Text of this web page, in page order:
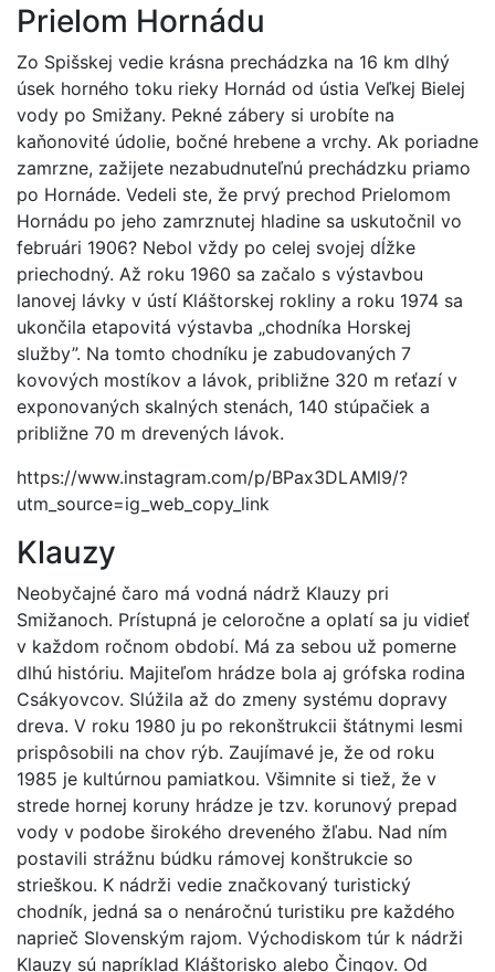
Prielom Hornádu
Zo Spišskej vedie krásna prechádzka na 16 km dlhý
úsek horného toku rieky Hornád od ústia Veľkej Bielej
vody po Smižany. Pekné zábery si urobíte na
kaňonovité údolie, bočné hrebene a vrchy. Ak poriadne
zamrzne, zažijete nezabudnuteľnú prechádzku priamo
po Hornáde. Vedeli ste, že prvý prechod Prielomom
Hornádu po jeho zamrznutej hladine sa uskutočnil vo
februári 1906? Nebol vždy po celej svojej dĺžke
priechodný. Až roku 1960 sa začalo s výstavbou
lanovej lávky v ústí Kláštorskej rokliny a roku 1974 sa
ukončila etapovitá výstavba „chodníka Horskej
služby”. Na tomto chodníku je zabudovaných 7
kovových mostíkov a lávok, približne 320 m reťazí v
exponovaných skalných stenách, 140 stúpačiek a
približne 70 m drevených lávok.
https://www.instagram.com/p/BPax3DLAMl9/?
utm_source=ig_web_copy_link
Klauzy
Neobyčajné čaro má vodná nádrž Klauzy pri
Smižanoch. Prístupná je celoročne a oplatí sa ju vidieť
v každom ročnom období. Má za sebou už pomerne
dlhú históriu. Majiteľom hrádze bola aj grófska rodina
Csákyovcov. Slúžila až do zmeny systému dopravy
dreva. V roku 1980 ju po rekonštrukcii štátnymi lesmi
prispôsobili na chov rýb. Zaujímavé je, že od roku
1985 je kultúrnou pamiatkou. Všimnite si tiež, že v
strede hornej koruny hrádze je tzv. korunový prepad
vody v podobe širokého dreveného žľabu. Nad ním
postavili strážnu búdku rámovej konštrukcie so
strieškou. K nádrži vedie značkovaný turistický
chodník, jedná sa o nenáročnú turistiku pre každého
naprieč Slovenským rajom. Východiskom túr k nádrži
Klauzy sú napríklad Kláštorisko alebo Čingov. Od